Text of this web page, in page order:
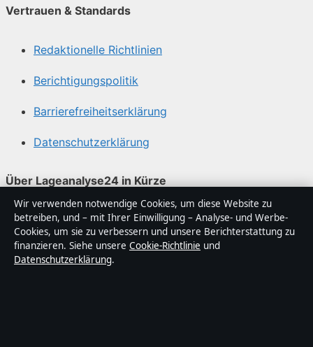
Vertrauen & Standards
Redaktionelle Richtlinien
Berichtigungspolitik
Barrierefreiheitserklärung
Datenschutzerklärung
Über Lageanalyse24 in Kürze
Lageanalyse24 ist ein unabhängiger digitaler
Nachrichtenanbieter mit Fokus auf Politik, Wirtschaft,
Technik und Gesellschaft in Deutschland. Jeder Artikel
trägt eine Byline, wird von einem Redakteur geprüft und
Wir verwenden notwendige Cookies, um diese Website zu
betreiben, und – mit Ihrer Einwilligung – Analyse- und Werbe-
Cookies, um sie zu verbessern und unsere Berichterstattung zu
finanzieren. Siehe unsere Cookie-Richtlinie und
Datenschutzerklärung.